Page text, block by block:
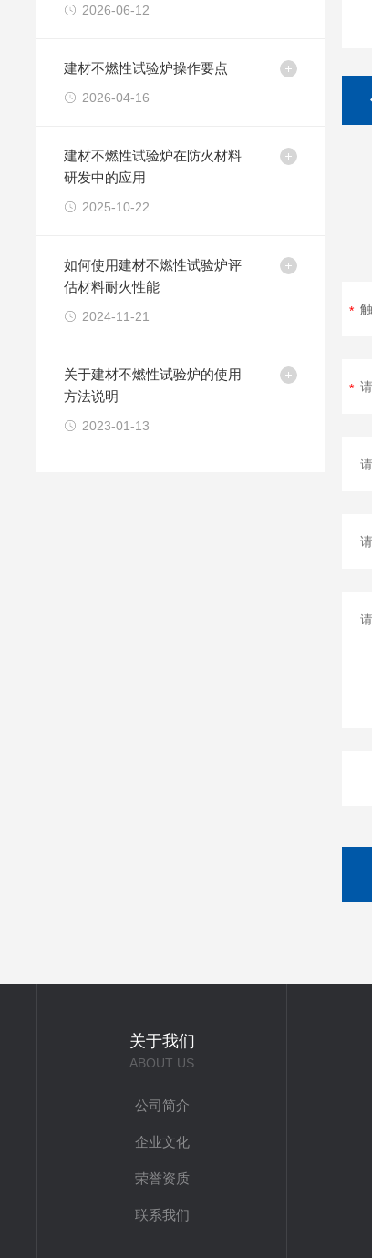
2026-06-12
建材不燃性试验炉操作要点
2026-04-16
建材不燃性试验炉在防火材料
研发中的应用
2025-10-22
如何使用建材不燃性试验炉评
估材料耐火性能
2024-11-21
关于建材不燃性试验炉的使用
方法说明
2023-01-13
关于我们
ABOUT US
公司简介
企业文化
荣誉资质
联系我们